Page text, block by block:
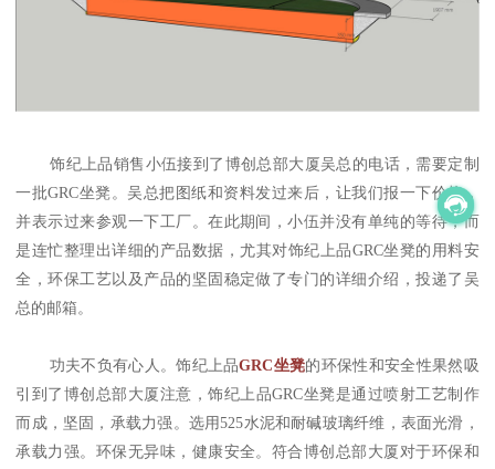
饰纪上品销售小伍接到了博创总部大厦吴总的电话，需要定制
一批GRC坐凳。吴总把图纸和资料发过来后，让我们报一下价格，
并表示过来参观一下工厂。在此期间，小伍并没有单纯的等待，而
是连忙整理出详细的产品数据，尤其对饰纪上品GRC坐凳的用料安
全，环保工艺以及产品的坚固稳定做了专门的详细介绍，投递了吴
总的邮箱。
功夫不负有心人。饰纪上品GRC坐凳的环保性和安全性果然吸
引到了博创总部大厦注意，饰纪上品GRC坐凳是通过喷射工艺制作
而成，坚固，承载力强。选用525水泥和耐碱玻璃纤维，表面光滑，
承载力强。环保无异味，健康安全。符合博创总部大厦对于环保和